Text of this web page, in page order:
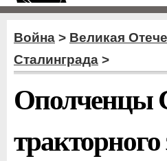
Война > Великая
Сталинграда >
Ополченцы
тракторного